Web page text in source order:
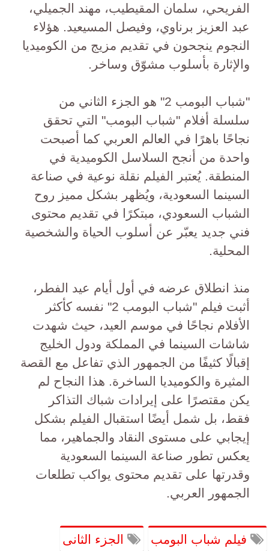
الفريحي، سلمان المقيطيب، مهند الجميلي،
عبد العزيز برناوي، وفيصل المسيعيد. هؤلاء
النجوم ينجحون في تقديم مزيج من الكوميديا
والإثارة بأسلوب مشوّق وساخر.
"شباب البومب 2" هو الجزء الثاني من
سلسلة أفلام "شباب البومب" التي تحقق
نجاحًا باهرًا في العالم العربي كما أصبحت
واحدة من أنجح السلاسل الكوميدية في
المنطقة. يُعتبر الفيلم نقلة نوعية في صناعة
السينما السعودية، ويُظهر بشكل مميز روح
الشباب السعودي، مبتكرًا في تقديم محتوى
فني جديد يعبّر عن أسلوب الحياة والشخصية
المحلية.
منذ انطلاق عرضه في أول أيام عيد الفطر،
أثبت فيلم "شباب البومب 2" نفسه كأكثر
الأفلام نجاحًا في موسم العيد، حيث شهدت
شاشات السينما في المملكة ودول الخليج
إقبالًا كثيفًا من الجمهور الذي تفاعل مع القصة
المثيرة والكوميديا الساخرة. هذا النجاح لم
يكن مقتصرًا على إيرادات شباك التذاكر
فقط، بل شمل أيضًا استقبال الفيلم بشكل
إيجابي على مستوى النقاد والجماهير، مما
يعكس تطور صناعة السينما السعودية
وقدرتها على تقديم محتوى يواكب تطلعات
الجمهور العربي.
فيلم شباب البومب الجزء الثانى